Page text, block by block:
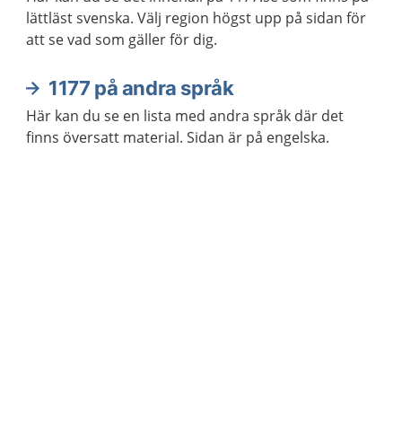
lättläst svenska. Välj region högst upp på sidan för
att se vad som gäller för dig.
1177 på andra språk
Här kan du se en lista med andra språk där det
finns översatt material. Sidan är på engelska.